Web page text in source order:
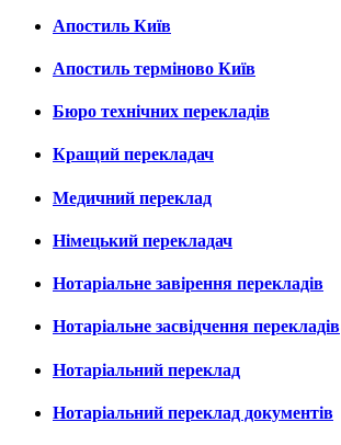
Апостиль Київ
Апостиль терміново Київ
Бюро технічних перекладів
Кращий перекладач
Медичний переклад
Німецький перекладач
Нотаріальне завірення перекладів
Нотаріальне засвідчення перекладів
Нотаріальний переклад
Нотаріальний переклад документів